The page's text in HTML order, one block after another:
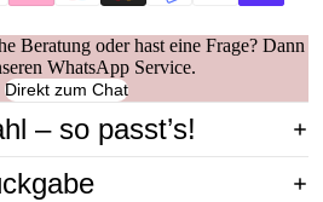
Beratung oder hast eine Frage? Dann
WhatsApp Service.
Direkt zum Chat
– so passt’s!